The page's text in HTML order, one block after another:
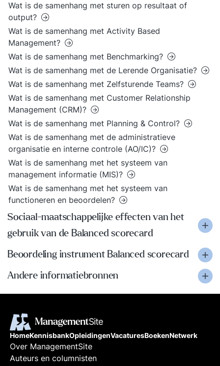
Wat is de samenhang met sturen op resultaat of
output?
Wat is de samenhang met Activity Based
Management?
Wat is de samenhang met Benchmarking?
Wat is de samenhang met de Lerende Organisatie?
Wat is de samenhang met Zelfsturende Teams?
Wat is de samenhang met Customer Relationship
Management (CRM)?
Wat is de samenhang met Planning & Control?
Wat is de samenhang met de administratieve
organisatie en interne controle (AO/IC)?
Wat is de samenhang met het systeem van
management informatie (MIS)?
Wat is de samenhang met het systeem van
functioneren en beoordelen?
Sociaal-maatschappelijke effecten van het
gebruik van de Balanced scorecard
Beoordeling instrument Balanced scorecard
Andere informatiebronnen
HomeKennisbankOpleidingenVacaturesBoekenNetwerk
Over ManagementSite
Auteurs en columnisten